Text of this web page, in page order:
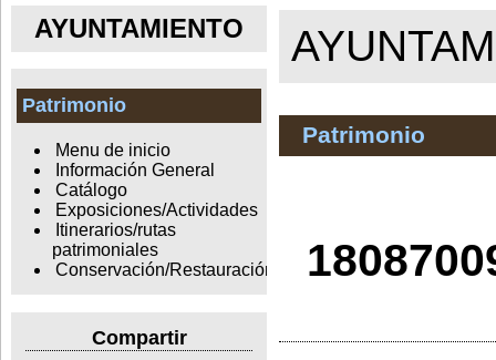
AYUNTAMIENTO
Patrimonio
Menu de inicio
Información General
Catálogo
Exposiciones/Actividades
Itinerarios/rutas
patrimoniales
Conservación/Restauración
Compartir
Patrimonio